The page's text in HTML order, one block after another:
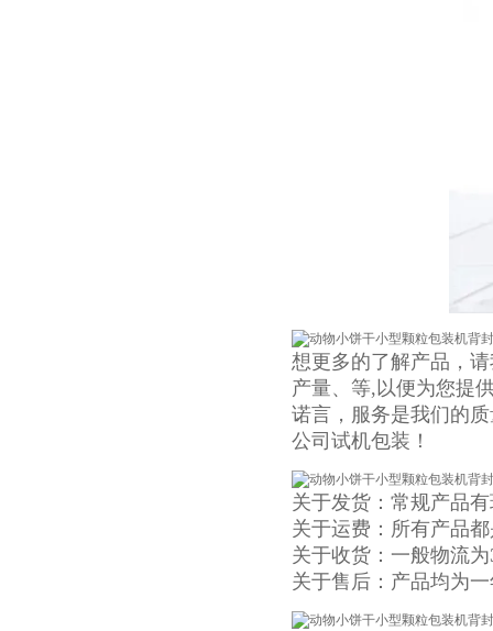
想更多的了解产品，
产量、等,以便为您提
诺言，服务是我们的
公司试机包装！
关于发货：常规产品
关于运费：所有产品
关于收货：一般物流
关于售后：产品均为